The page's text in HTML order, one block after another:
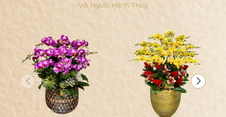
Với Người Mệnh Thuỷ